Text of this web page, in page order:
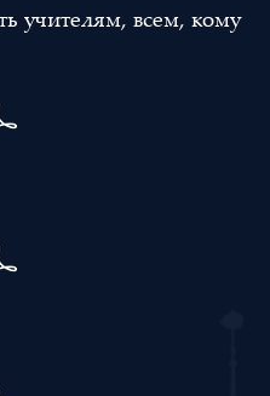
учителям, всем, кому